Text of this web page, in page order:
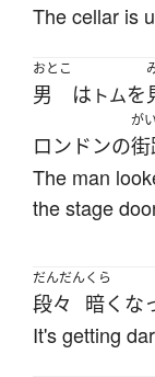
The cellar is
おとこ
男 は トムを
ロンドンの
が
The man
the stage
だんだん
段々
くら
暗く な
It's getting